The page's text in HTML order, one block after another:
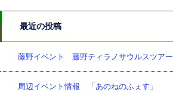
最近の投稿
藤野イベント 藤野ティラノサウルスツアー
周辺イベント情報 「あのねのふぇす」